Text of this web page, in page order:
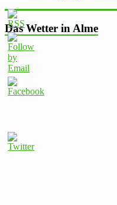
Das Wetter in Alme